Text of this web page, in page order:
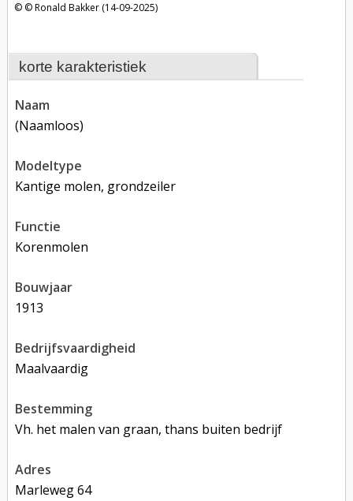
korte karakteristiek
naam
(Naamloos)
modeltype
Kantige molen, grondzeiler
functie
korenmolen
bouwjaar
1913
bedrijfsvaardigheid
Maalvaardig
bestemming
Vh. het malen van graan, thans buiten bedrijf
adres
Marleweg 64
Ronald Bakker (14-09-2025)